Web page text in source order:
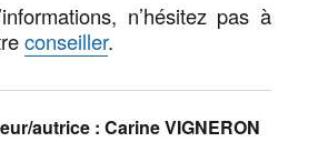
n’hésitez pas à
conseiller.
autrice : Carine VIGNERON